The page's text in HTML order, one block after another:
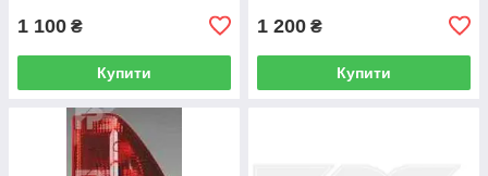
1 100 ₴
Купити
1 200 ₴
Купити